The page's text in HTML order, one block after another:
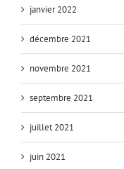
janvier 2022
décembre 2021
novembre 2021
septembre 2021
juillet 2021
juin 2021